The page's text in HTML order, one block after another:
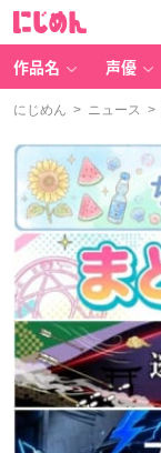
作品名 声優
にじめん > ニュース >